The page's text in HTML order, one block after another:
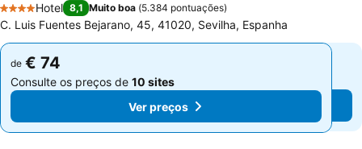
4 Estrelas
Hotel 8,1 Muito boa (5.384 pontuações)
C. Luis Fuentes Bejarano, 45, 41020, Sevilha, Espanha
de € 74
Consulte os preços de 10 sites
Ver preços
de € 74
Consulte os preços de 10 sites
Ver preços